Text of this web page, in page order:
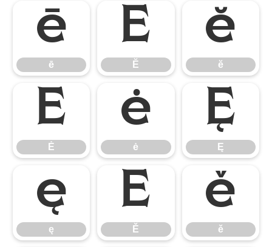
ē
ē
Ĕ
Ĕ
ĕ
ĕ
Ė
Ė
ė
ė
Ę
Ę
ę
ę
Ě
Ě
ě
ě